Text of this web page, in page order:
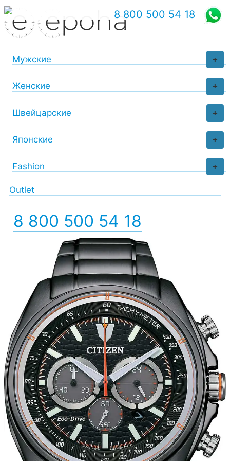
+
Мужские
+
Женские
+
Швейцарские
+
Японские
+
Fashion
Outlet
8 800 500 54 18
8 800 500 54 18